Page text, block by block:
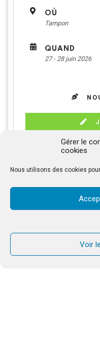
Gérer le
cookies
Nous utilisons des cookies
Voir
OÙ
Tampon
QUAND
27 - 28 juin 2026
Tu as entre 18 et 30
end unique « Dans les
Au programme
convivialité et bonne